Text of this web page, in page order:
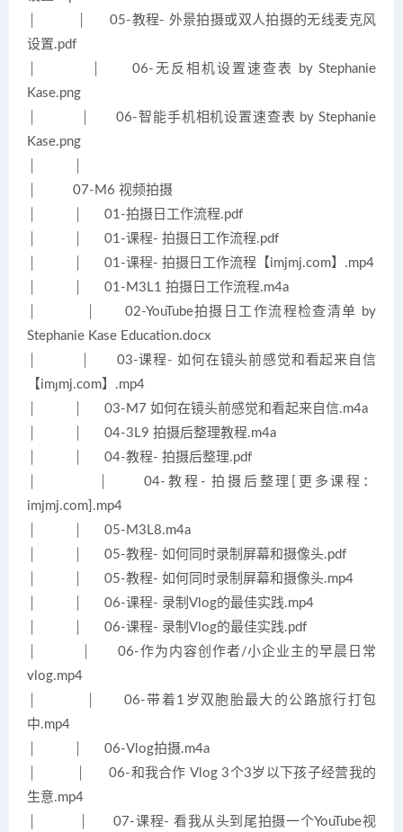
│ │ 05-教程- 外景拍摄或双人拍摄的无线麦克风
设置.pdf
│ │ 06-无反相机设置速查表 by Stephanie
Kase.png
│ │ 06-智能手机相机设置速查表 by Stephanie
Kase.png
│ 07-M6 视频拍摄
│ │ 01-拍摄日工作流程.pdf
│ │ 01-课程- 拍摄日工作流程.pdf
│ │ 01-课程- 拍摄日工作流程【imjmj.com】.mp4
│ │ 01-M3L1 拍摄日工作流程.m4a
│ │ 02-YouTube拍摄日工作流程检查清单 by
Stephanie Kase Education.docx
│ │ 03-课程- 如何在镜头前感觉和看起来自信
【imjmj.com】.mp4
│ │ 03-M7 如何在镜头前感觉和看起来自信.m4a
│ │ 04-3L9 拍摄后整理教程.m4a
│ │ 04-教程- 拍摄后整理.pdf
│ │ 04-教程- 拍摄后整理[更多课程：
imjmj.com].mp4
│ │ 05-M3L8.m4a
│ │ 05-教程- 如何同时录制屏幕和摄像头.pdf
│ │ 05-教程- 如何同时录制屏幕和摄像头.mp4
│ │ 06-课程- 录制Vlog的最佳实践.mp4
│ │ 06-课程- 录制Vlog的最佳实践.pdf
│ │ 06-作为内容创作者/小企业主的早晨日常
vlog.mp4
│ │ 06-带着1岁双胞胎最大的公路旅行打包
中.mp4
│ │ 06-Vlog拍摄.m4a
│ │ 06-和我合作 Vlog 3个3岁以下孩子经营我的
生意.mp4
│ │ 07-课程- 看我从头到尾拍摄一个YouTube视